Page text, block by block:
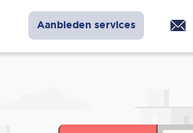
Aanbieden services